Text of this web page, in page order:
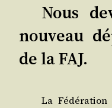
Nous
nouveau
de la FAJ.
La Fédé­ra­tion